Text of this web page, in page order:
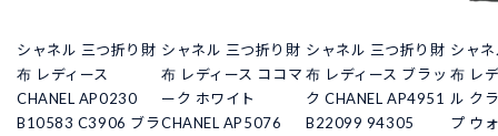
シャネル 三つ折り財
布 レディース
CHANEL AP0230
B10583 C3906 ブラ
シャネル 三つ折り財
布 レディース ココマ
ーク ホワイト
CHANEL AP5076
シャネル 三つ折り財
布 レディース ブラッ
ク CHANEL AP4951
B22099 94305
シャ
布 レ
ル ク
プ ウ